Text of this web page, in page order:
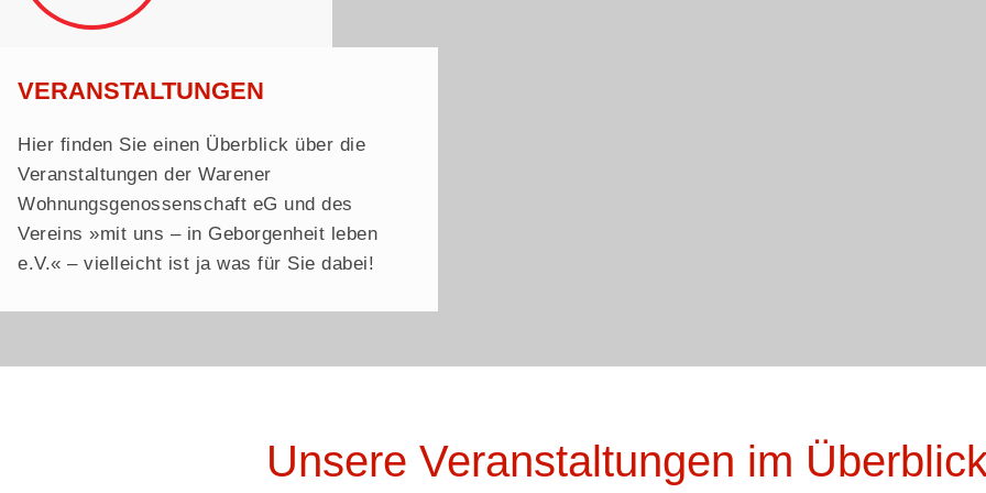
VERANSTALTUNGEN
Hier finden Sie einen Überblick über die
Veranstaltungen der Warener
Wohnungsgenossenschaft eG und des
Vereins »mit uns – in Geborgenheit leben
e.V.« – vielleicht ist ja was für Sie dabei!
Unsere Veranstaltungen im